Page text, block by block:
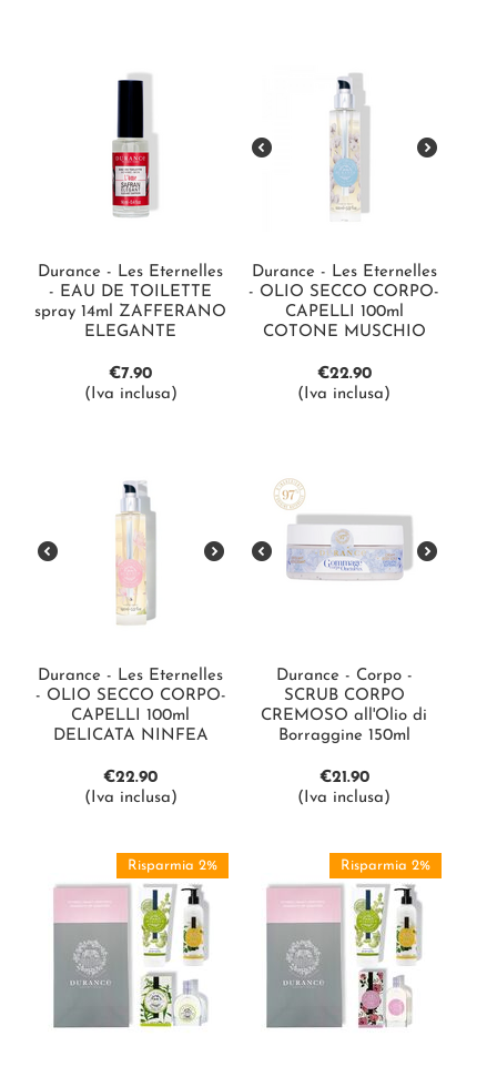
Durance - Les Eternelles
- EAU DE TOILETTE
spray 14ml ZAFFERANO
ELEGANTE
€7.90
(Iva inclusa)
Durance - Les Eternelles
- OLIO SECCO CORPO-
CAPELLI 100ml
COTONE MUSCHIO
€22.90
(Iva inclusa)
Durance - Les Eternelles
- OLIO SECCO CORPO-
CAPELLI 100ml
DELICATA NINFEA
€22.90
(Iva inclusa)
Durance - Corpo -
SCRUB CORPO
CREMOSO all'Olio di
Borraggine 150ml
€21.90
(Iva inclusa)
Risparmia 2% Risparmia 2%